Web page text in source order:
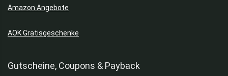
Amazon Angebote
AOK Gratisgeschenke
Gutscheine, Coupons & Payback